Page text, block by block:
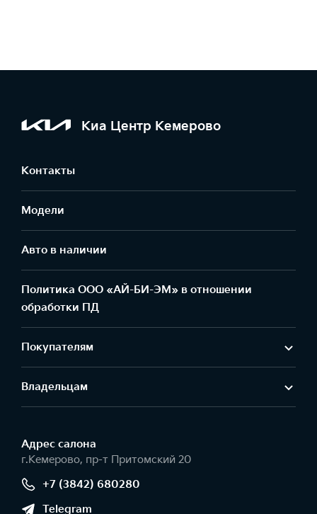
Киа Центр Кемерово
Контакты
Модели
Авто в наличии
Политика ООО «АЙ-БИ-ЭМ» в отношении
обработки ПД
Покупателям
Владельцам
Адрес салонa
г.Кемерово, пр-т Притомский 20
+7 (3842) 680280
Telegram